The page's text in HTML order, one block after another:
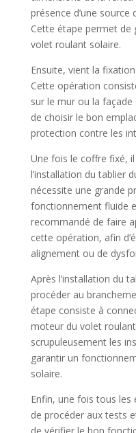
présence d’une source
Cette étape permet de
volet roulant solaire.
Ensuite, vient la
Cette opération
sur le mur ou la
de choisir le bon
protection contre les
Une fois le coffre fixé,
l’installation du tablier
nécessite une grande
fonctionnement fluide
recommandé de faire
cette opération, afin
alignement ou de
Après l’installation du
procéder au
étape consiste à
moteur du volet
scrupuleusement les
garantir un
solaire.
Enfin, une fois tous les
de procéder aux tests